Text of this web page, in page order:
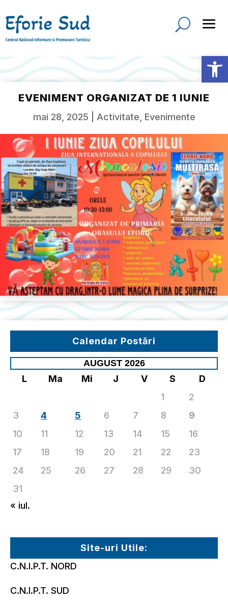
EVENIMENT ORGANIZAT DE 1 IUNIE
mai 28, 2025 Activitate, Evenimente
Calendar Postări
AUGUST 2026
L Ma Mi J V S
D
1
2
3
4 5 6 7 8
9
10
11 12 13 14 15
16
17
18 19 20 21 22
23
24
25 26 27 28 29
30
31
« iul.
Site-uri Utile:
C.N.I.P.T. NORD
C.N.I.P.T. SUD